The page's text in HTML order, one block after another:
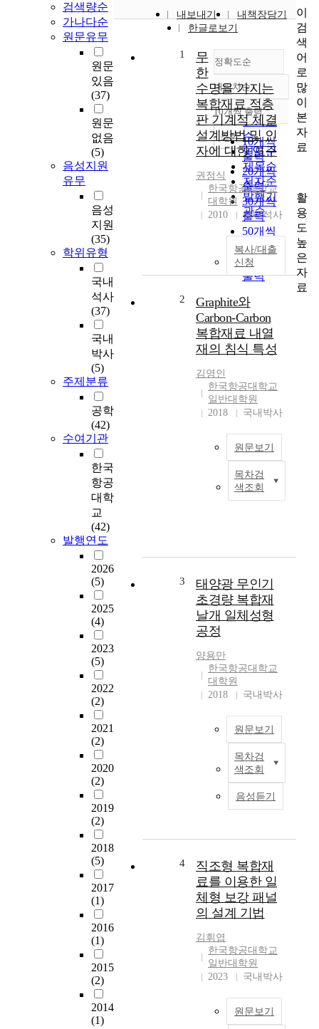
검색량순
가나다순
원문유무
원문
있음
(37)
원문
없음
(5)
음성지원
유무
음성
지원
(35)
학위유형
국내
석사
(37)
국내
박사
(5)
주제분류
공학
(42)
수여기관
한국
항공
대학
교
(42)
발행연도
2026
(5)
2025
(4)
2023
(5)
2022
(2)
2021
(2)
2020
(2)
2019
(2)
2018
(5)
2017
(1)
2016
(1)
2015
(2)
2014
(1)
내보내기
내책장담기
한글로보기
정확도순
정확도
순
인기도
순
연도순
제목순
저자순
발행기
관순
내림차순
내림차순
10개씩 출력
10개씩
출력
20개씩
출력
30개씩
출력
50개씩
출력
100개씩
출력
조회
1
무
한
수명을 가지는
복합재료 적층
판 기계적 체결
설계방법 및 인
자에 대한 연구
권정식
한국항공대학교
대학원
2010
국내석사
복사/대출
신청
2
Graphite와
Carbon-Carbon
복합재료 내열
재의 침식 특성
김영인
한국항공대학교
일반대학원
2018
국내박사
원문보기
목차검
색조회
3
태양광 무인기
초경량 복합재
날개 일체성형
공정
양용만
한국항공대학교
대학원
2018
국내박사
원문보기
목차검
색조회
음성듣기
4
직조형 복합재
료를 이용한 일
체형 보강 패널
의 설계 기법
김휘엽
한국항공대학교
일반대학원
2023
국내박사
원문보기
이
검
색
어
로
많
이
본
자
료
활
용
도
높
은
자
료